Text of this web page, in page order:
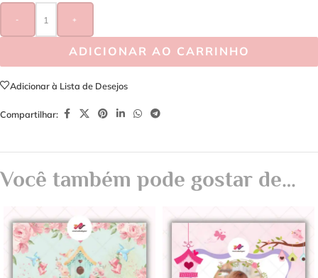
- +
ADICIONAR AO CARRINHO
Adicionar à Lista de Desejos
Compartilhar:
Você também pode gostar de…